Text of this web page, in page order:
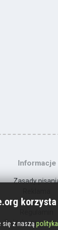
Informacje
Zasady
Kontakt
Polityka
się z naszą